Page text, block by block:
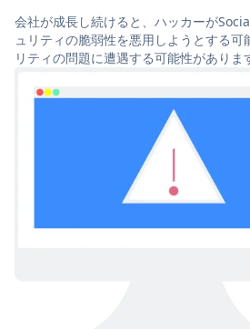
会社が成長し続けると、ハッカーが
ュリティの脆弱性を悪用しようとする可
リティの問題に遭遇する可能性がありま